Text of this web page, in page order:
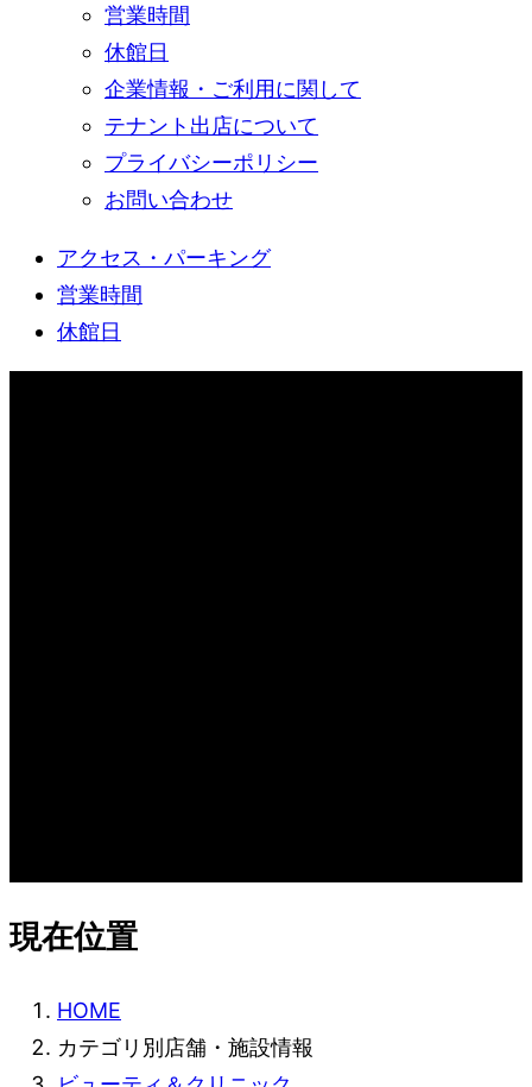
営業時間
休館日
企業情報・ご利用に関して
テナント出店について
プライバシーポリシー
お問い合わせ
アクセス・パーキング
営業時間
休館日
現在位置
HOME
カテゴリ別店舗・施設情報